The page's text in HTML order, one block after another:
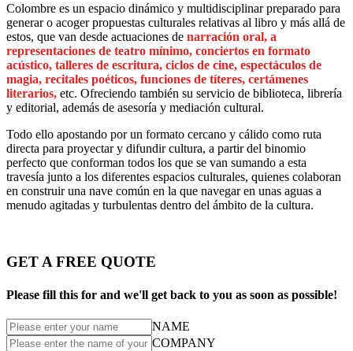
Colombre es un espacio dinámico y multidisciplinar preparado para
generar o acoger propuestas culturales relativas al libro y más allá de
estos, que van desde actuaciones de narración oral, a
representaciones de teatro mínimo, conciertos en formato
acústico, talleres de escritura, ciclos de cine, espectáculos de
magia, recitales poéticos, funciones de títeres, certámenes
literarios, etc. Ofreciendo también su servicio de biblioteca, librería
y editorial, además de asesoría y mediación cultural.
Todo ello apostando por un formato cercano y cálido como ruta
directa para proyectar y difundir cultura, a partir del binomio
perfecto que conforman todos los que se van sumando a esta
travesía junto a los diferentes espacios culturales, quienes colaboran
en construir una nave común en la que navegar en unas aguas a
menudo agitadas y turbulentas dentro del ámbito de la cultura.
GET A FREE QUOTE
Please fill this for and we'll get back to you as soon as possible!
NAME
COMPANY